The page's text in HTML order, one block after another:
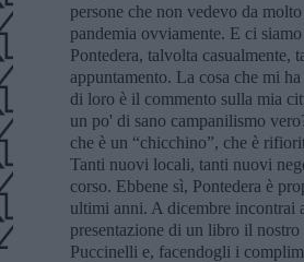
persone che non vedevo da
pandemia ovviamente. E ci
Pontedera, talvolta casualmente,
appuntamento. La cosa che mi
di loro è il commento sulla mia
un po' di sano campanilismo
che è un “chicchino”, che è
Tanti nuovi locali, tanti nuovi
corso. Ebbene sì, Pontedera è
ultimi anni. A dicembre incontrai
presentazione di un libro il nostro
Puccinelli e, facendogli i